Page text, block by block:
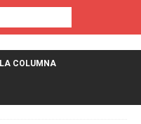
LA COLUMNA